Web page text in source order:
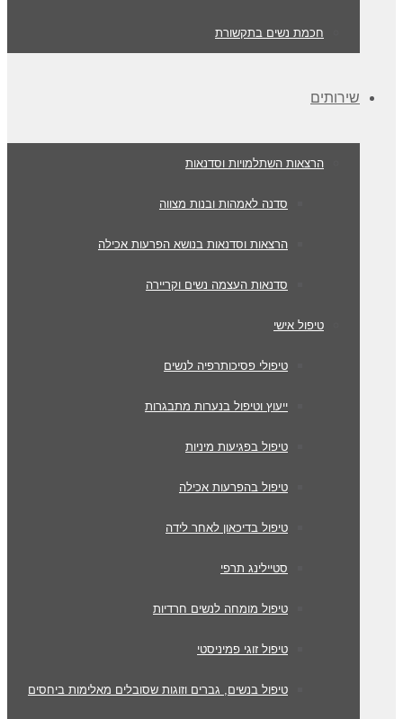
חכמת נשים בתקשורת
שירותים
הרצאות השתלמויות וסדנאות
סדנה לאמהות ובנות מצווה
הרצאות וסדנאות בנושא הפרעות אכילה
סדנאות העצמה נשים וקריירה
טיפול אישי
טיפולי פסיכותרפיה לנשים
ייעוץ וטיפול בנערות מתבגרות
טיפול בפגיעות מיניות
טיפול בהפרעות אכילה
טיפול בדיכאון לאחר לידה
סטיילינג תרפי
טיפול מומחה לנשים חרדיות
טיפול זוגי פמיניסטי
טיפול בנשים, גברים וזוגות שסובלים מאלימות ביחסים